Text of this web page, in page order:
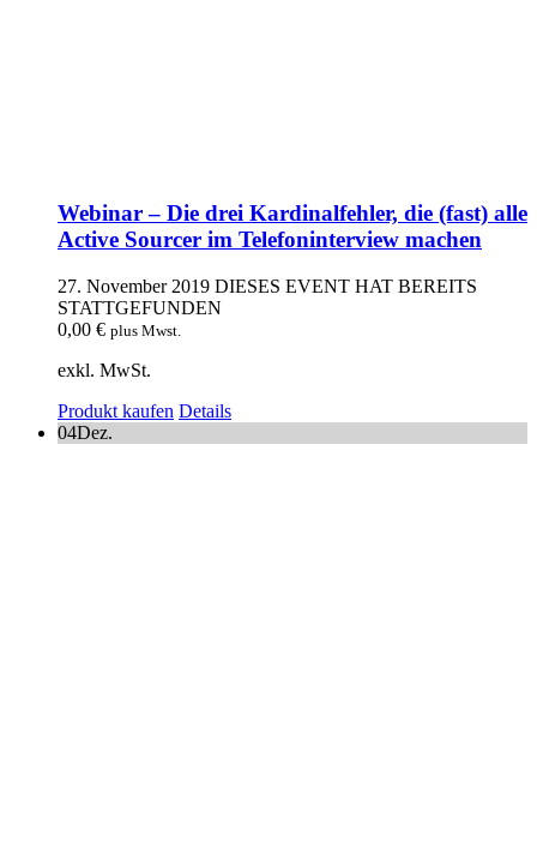
Webinar – Die drei Kardinalfehler, die (fast) alle
Active Sourcer im Telefoninterview machen
27. November 2019 DIESES EVENT HAT BEREITS
STATTGEFUNDEN
0,00 € plus Mwst.
exkl. MwSt.
Produkt kaufen Details
04Dez.